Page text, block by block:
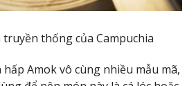
thống của Campuchia
Amok vô cùng nhiều mẫu mã,